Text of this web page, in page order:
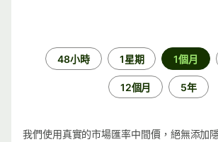
48小時 1星期 1個月
12個月 5年
我們使用真實的市場匯率中間價，絕無添加